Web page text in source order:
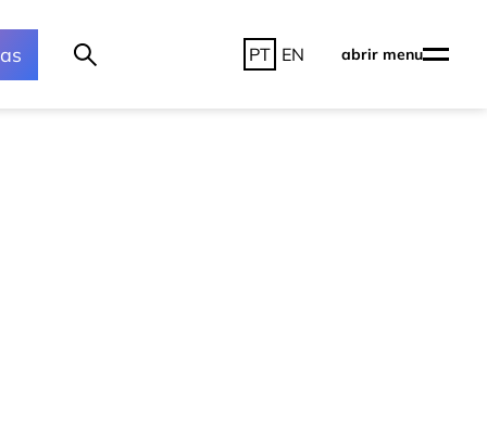
PT EN abrir menu